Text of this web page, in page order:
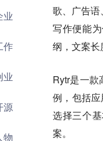
业
作
业
源
物
歌、广告
写作便能
纲，文案
Rytr是一
例，包括
选择三个
案。